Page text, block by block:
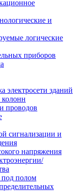
и
логические
приборов
электросети зданий
проводов
сигнализации и
напряжения
полом